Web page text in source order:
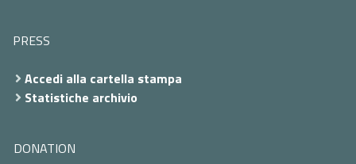
PRESS
Accedi alla cartella stampa
Statistiche archivio
DONATION